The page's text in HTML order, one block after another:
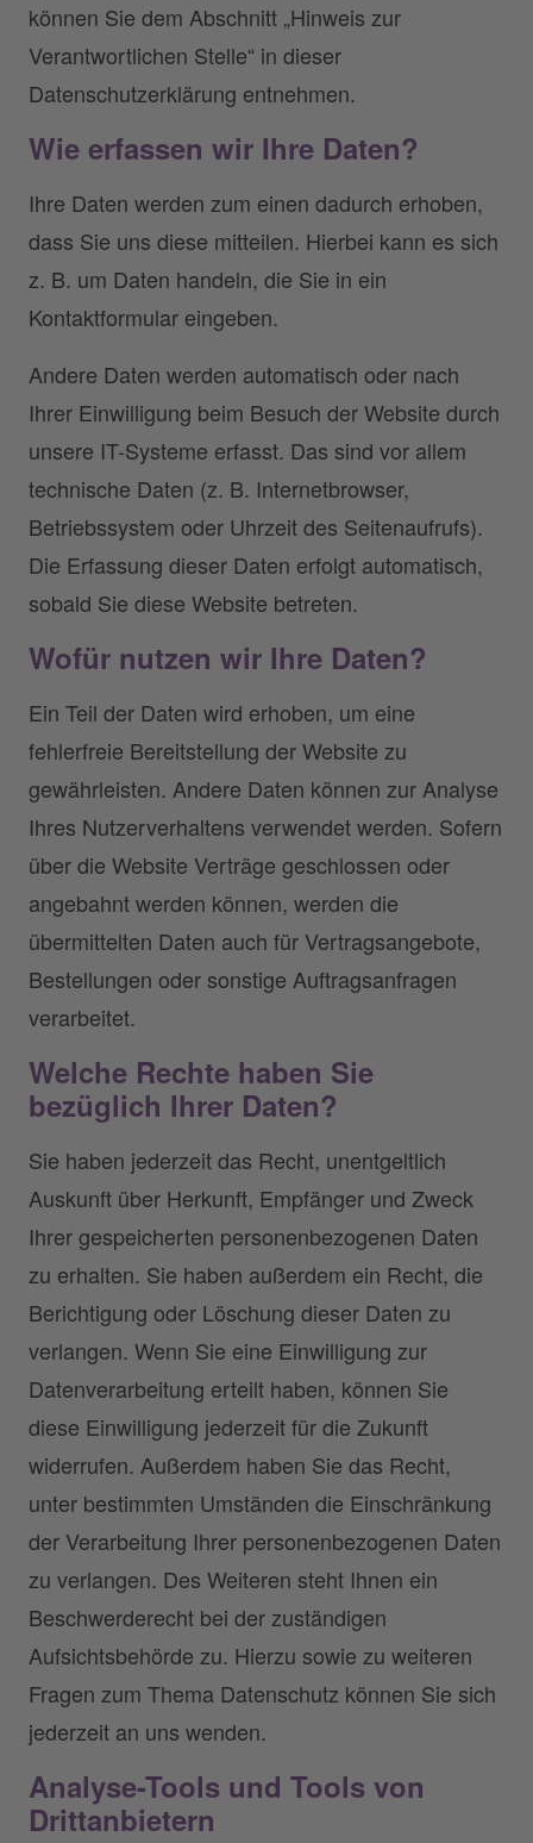
können Sie dem Abschnitt „Hinweis zur
Verantwortlichen Stelle“ in dieser
Datenschutzerklärung entnehmen.
Wie erfassen wir Ihre Daten?
Ihre Daten werden zum einen dadurch erhoben,
dass Sie uns diese mitteilen. Hierbei kann es sich
z. B. um Daten handeln, die Sie in ein
Kontaktformular eingeben.
Andere Daten werden automatisch oder nach
Ihrer Einwilligung beim Besuch der Website durch
unsere IT-Systeme erfasst. Das sind vor allem
technische Daten (z. B. Internetbrowser,
Betriebssystem oder Uhrzeit des Seitenaufrufs).
Die Erfassung dieser Daten erfolgt automatisch,
sobald Sie diese Website betreten.
Wofür nutzen wir Ihre Daten?
Ein Teil der Daten wird erhoben, um eine
fehlerfreie Bereitstellung der Website zu
gewährleisten. Andere Daten können zur Analyse
Ihres Nutzerverhaltens verwendet werden. Sofern
über die Website Verträge geschlossen oder
angebahnt werden können, werden die
übermittelten Daten auch für Vertragsangebote,
Bestellungen oder sonstige Auftragsanfragen
verarbeitet.
Welche Rechte haben Sie
bezüglich Ihrer Daten?
Sie haben jederzeit das Recht, unentgeltlich
Auskunft über Herkunft, Empfänger und Zweck
Ihrer gespeicherten personenbezogenen Daten
zu erhalten. Sie haben außerdem ein Recht, die
Berichtigung oder Löschung dieser Daten zu
verlangen. Wenn Sie eine Einwilligung zur
Datenverarbeitung erteilt haben, können Sie
diese Einwilligung jederzeit für die Zukunft
widerrufen. Außerdem haben Sie das Recht,
unter bestimmten Umständen die Einschränkung
der Verarbeitung Ihrer personenbezogenen Daten
zu verlangen. Des Weiteren steht Ihnen ein
Beschwerderecht bei der zuständigen
Aufsichtsbehörde zu. Hierzu sowie zu weiteren
Fragen zum Thema Datenschutz können Sie sich
jederzeit an uns wenden.
Analyse-Tools und Tools von
Drittanbietern